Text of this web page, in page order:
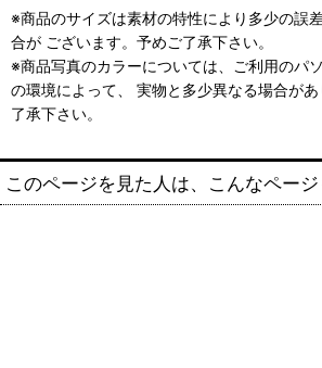
※商品のサイズは素材の特性により多少の誤
合が ございます。予めご了承下さい。
※商品写真のカラーについては、ご利用のパ
の環境によって、 実物と多少異なる場合が
了承下さい。
このページを見た人は、こんなページ